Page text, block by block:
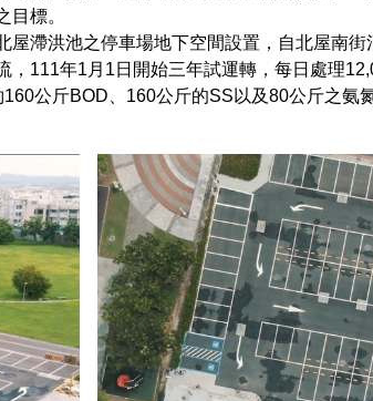
目標。
屋滯洪池之停車場地下空間設置，自北屋南
，111年1月1日開始三年試運轉，每日處理
公斤BOD、160公斤的SS以及80公斤之氨